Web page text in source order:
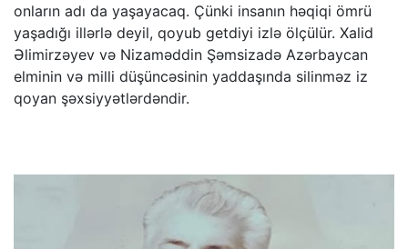
onların adı da yaşayacaq. Çünki insanın həqiqi ömrü
yaşadığı illərlə deyil, qoyub getdiyi izlə ölçülür. Xalid
Əlimirzəyev və Nizaməddin Şəmsizadə Azərbaycan
elminin və milli düşüncəsinin yaddaşında silinməz iz
qoyan şəxsiyyətlərdəndir.